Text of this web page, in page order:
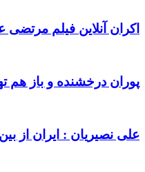
اکران آنلاین فیلم
پوران درخشنده و باز هم
علی نصیریان : ایران از